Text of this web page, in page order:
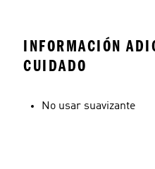
INFORMACIÓN
CUIDADO
No usar suavizante